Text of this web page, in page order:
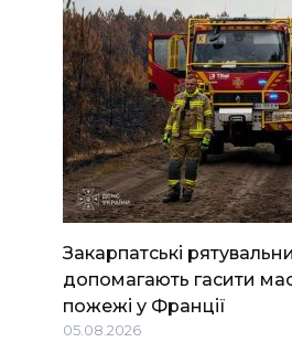
Закарпатські
допомагають гасити
пожежі у Франції
05.08.2026